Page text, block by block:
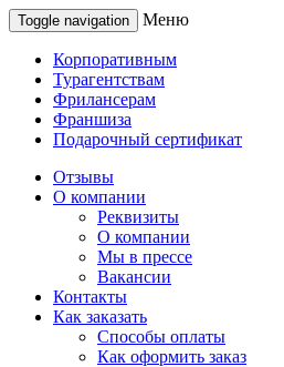
Toggle navigation Меню
Корпоративным
Турагентствам
Фрилансерам
Франшиза
Подарочный сертификат
Отзывы
О компании
Реквизиты
О компании
Мы в прессе
Вакансии
Контакты
Как заказать
Способы оплаты
Как оформить заказ